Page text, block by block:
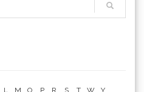
L M O P R S T W Y